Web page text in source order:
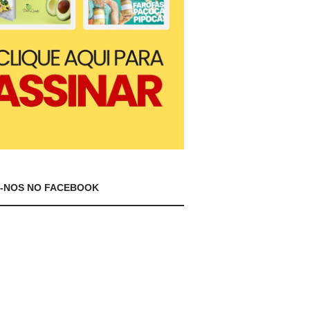
NOS NO FACEBOOK